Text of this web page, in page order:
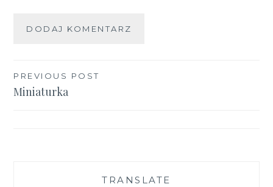
Nawigacja
wpisu
PREVIOUS POST
Miniaturka
TRANSLATE